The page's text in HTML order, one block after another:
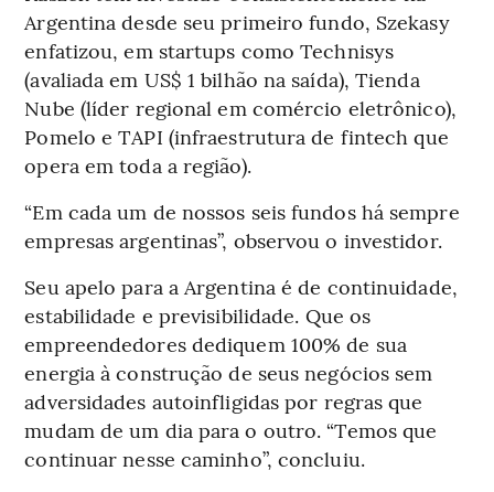
Argentina desde seu primeiro fundo, Szekasy
enfatizou, em startups como Technisys
(avaliada em US$ 1 bilhão na saída), Tienda
Nube (líder regional em comércio eletrônico),
Pomelo e TAPI (infraestrutura de fintech que
opera em toda a região).
“Em cada um de nossos seis fundos há sempre
empresas argentinas”, observou o investidor.
Seu apelo para a Argentina é de continuidade,
estabilidade e previsibilidade. Que os
empreendedores dediquem 100% de sua
energia à construção de seus negócios sem
adversidades autoinfligidas por regras que
mudam de um dia para o outro. “Temos que
continuar nesse caminho”, concluiu.